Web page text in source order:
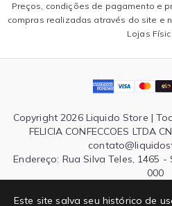
Este site salva seu histórico de
Preços, condições de pagamento e
compras realizadas através do site e
Lojas
Copyright 2026 Liquido Store |
FELICIA CONFECCOES LTDA
Endereço: Rua Silva Teles, 1465 -
000